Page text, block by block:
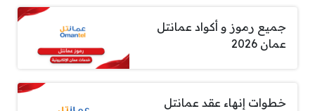
جميع رموز و أكواد عمانتل
عمان 2026
خطوات إنهاء عقد عمانتل